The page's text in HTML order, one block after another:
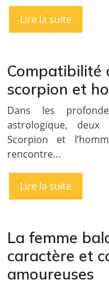
Lire la suite
Compatibilité
scorpion et
Dans les
astrologique,
Scorpion et
rencontre…
Lire la suite
La femme
caractère et
amoureuses